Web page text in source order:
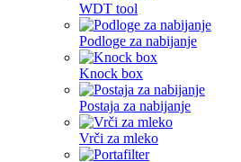
WDT tool
Podloge za nabijanje
Knock box
Postaja za nabijanje
Vrči za mleko